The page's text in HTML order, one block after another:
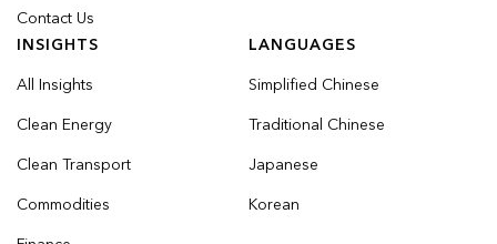
Contact Us
INSIGHTS
All Insights
Clean Energy
Clean Transport
Commodities
LANGUAGES
Simplified Chinese
Traditional Chinese
Japanese
Korean